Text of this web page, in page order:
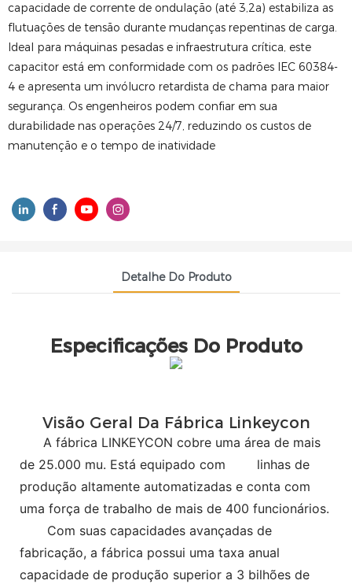
capacidade de corrente de ondulação (até 3,2a) estabiliza as
flutuações de tensão durante mudanças repentinas de carga.
Ideal para máquinas pesadas e infraestrutura crítica, este
capacitor está em conformidade com os padrões IEC 60384-
4 e apresenta um invólucro retardista de chama para maior
segurança. Os engenheiros podem confiar em sua
durabilidade nas operações 24/7, reduzindo os custos de
manutenção e o tempo de inatividade
Detalhe Do Produto
Especificações Do Produto
Visão Geral Da Fábrica Linkeycon
A fábrica LINKEYCON cobre uma área de mais
de 25.000 mu. Está equipado com
linhas de
produção altamente automatizadas e conta com
uma força de trabalho de mais de 400 funcionários.
Com suas capacidades avançadas de
fabricação, a fábrica possui uma taxa anual
capacidade de produção superior a 3 bilhões de